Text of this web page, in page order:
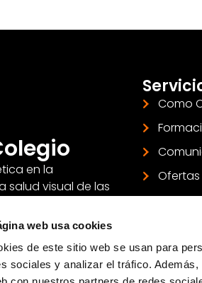
web usa cookies
de este sitio web se usan para
sociales y analizar el tráfico.
en la
salud visual de las
Como